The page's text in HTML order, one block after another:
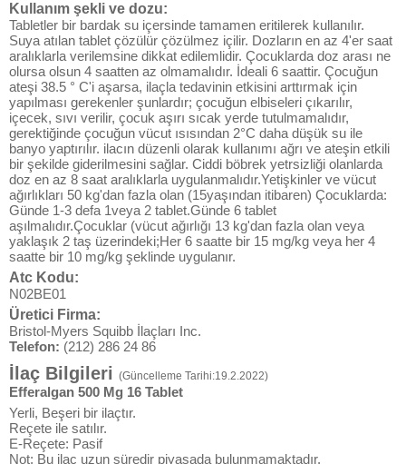
Kullanım şekli ve dozu:
Tabletler bir bardak su içersinde tamamen eritilerek kullanılır.
Suya atılan tablet çözülür çözülmez içilir. Dozların en az 4'er saat
aralıklarla verilemsine dikkat edilemlidir. Çocuklarda doz arası ne
olursa olsun 4 saatten az olmamalıdır. İdeali 6 saattir. Çocuğun
ateşi 38.5 ° C'i aşarsa, ilaçla tedavinin etkisini arttırmak için
yapılması gerekenler şunlardır; çocuğun elbiseleri çıkarılır,
içecek, sıvı verilir, çocuk aşırı sıcak yerde tutulmamalıdır,
gerektiğinde çocuğun vücut ısısından 2°C daha düşük su ile
banyo yaptırılır. ilacın düzenli olarak kullanımı ağrı ve ateşin etkili
bir şekilde giderilmesini sağlar. Ciddi böbrek yetrsizliği olanlarda
doz en az 8 saat aralıklarla uygulanmalıdır.Yetişkinler ve vücut
ağırlıkları 50 kg'dan fazla olan (15yaşından itibaren) Çocuklarda:
Günde 1-3 defa 1veya 2 tablet.Günde 6 tablet
aşılmalıdır.Çocuklar (vücut ağırlığı 13 kg'dan fazla olan veya
yaklaşık 2 taş üzerindeki;Her 6 saatte bir 15 mg/kg veya her 4
saatte bir 10 mg/kg şeklinde uygulanır.
Atc Kodu:
N02BE01
Üretici Firma:
Bristol-Myers Squibb İlaçları Inc.
Telefon: (212) 286 24 86
İlaç Bilgileri (Güncelleme Tarihi:19.2.2022)
Efferalgan 500 Mg 16 Tablet
Yerli, Beşeri bir ilaçtır.
Reçete ile satılır.
E-Reçete: Pasif
Not: Bu ilaç uzun süredir piyasada bulunmamaktadır.